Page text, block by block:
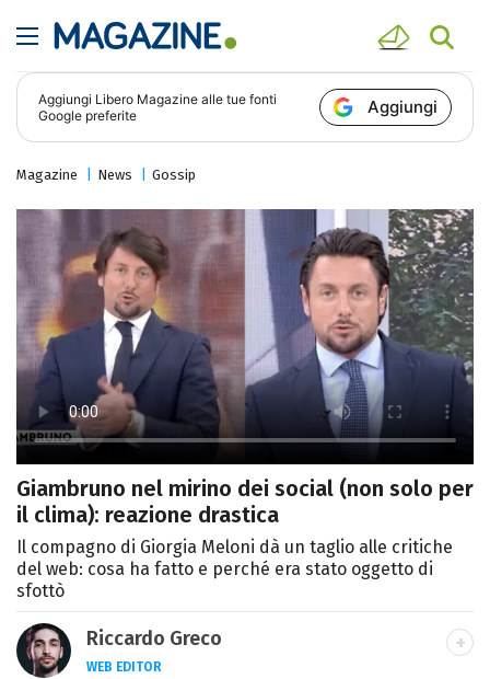
Aggiungi Libero Magazine alle tue fonti
Google preferite
Aggiungi
Magazine News Gossip
Giambruno nel mirino dei social (non solo per
il clima): reazione drastica
Il compagno di Giorgia Meloni dà un taglio alle critiche
del web: cosa ha fatto e perché era stato oggetto di
sfottò
Riccardo Greco
WEB EDITOR